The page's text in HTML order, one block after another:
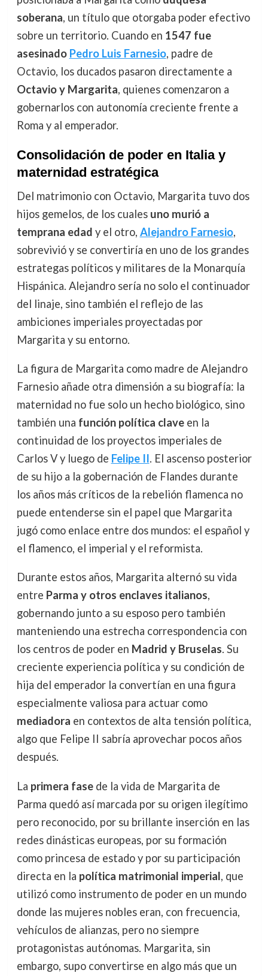
soberana, un título que otorgaba poder efectivo
sobre un territorio. Cuando en 1547 fue
asesinado Pedro Luis Farnesio, padre de
Octavio, los ducados pasaron directamente a
Octavio y Margarita, quienes comenzaron a
gobernarlos con autonomía creciente frente a
Roma y al emperador.
Consolidación de poder en Italia y
maternidad estratégica
Del matrimonio con Octavio, Margarita tuvo dos
hijos gemelos, de los cuales uno murió a
temprana edad y el otro, Alejandro Farnesio,
sobrevivió y se convertiría en uno de los grandes
estrategas políticos y militares de la Monarquía
Hispánica. Alejandro sería no solo el continuador
del linaje, sino también el reflejo de las
ambiciones imperiales proyectadas por
Margarita y su entorno.
La figura de Margarita como madre de Alejandro
Farnesio añade otra dimensión a su biografía: la
maternidad no fue solo un hecho biológico, sino
también una función política claveen la
continuidad de los proyectos imperiales de
Carlos V y luego de Felipe II. El ascenso posterior
de su hijo a la gobernación de Flandes durante
los años más críticos de la rebelión flamenca no
puede entenderse sin el papel que Margarita
jugó como enlace entre dos mundos: el español y
el flamenco, el imperial y el reformista.
Durante estos años, Margarita alternó su vida
entre Parma y otros enclaves italianos,
gobernando junto a su esposo pero también
manteniendo una estrecha correspondencia con
los centros de poder en Madrid y Bruselas. Su
creciente experiencia política y su condición de
hija del emperador la convertían en una figura
especialmente valiosa para actuar como
mediadora en contextos de alta tensión política,
algo que Felipe II sabría aprovechar pocos años
después.
La primera fasede la vida de Margarita de
Parma quedó así marcada por su origen ilegítimo
pero reconocido, por su brillante inserción en las
redes dinásticas europeas, por su formación
como princesa de estado y por su participación
directa en la política matrimonial imperial, que
utilizó como instrumento de poder en un mundo
donde las mujeres nobles eran, con frecuencia,
vehículos de alianzas, pero no siempre
protagonistas autónomas. Margarita, sin
embargo, supo convertirse en algo más que un